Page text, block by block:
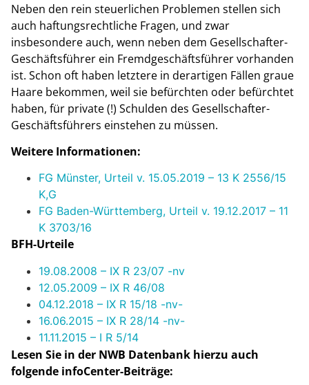
Neben den rein steuerlichen Problemen stellen sich
auch haftungsrechtliche Fragen, und zwar
insbesondere auch, wenn neben dem Gesellschafter-
Geschäftsführer ein Fremdgeschäftsführer vorhanden
ist. Schon oft haben letztere in derartigen Fällen graue
Haare bekommen, weil sie befürchten oder befürchtet
haben, für private (!) Schulden des Gesellschafter-
Geschäftsführers einstehen zu müssen.
Weitere Informationen:
FG Münster, Urteil v. 15.05.2019 – 13 K 2556/15
K,G
FG Baden-Württemberg, Urteil v. 19.12.2017 – 11
K 3703/16
BFH-Urteile
19.08.2008 – IX R 23/07 -nv
12.05.2009 – IX R 46/08
04.12.2018 – IX R 15/18 -nv-
16.06.2015 – IX R 28/14 -nv-
11.11.2015 – I R 5/14
Lesen Sie in der NWB Datenbank hierzu auch
folgende infoCenter-Beiträge: